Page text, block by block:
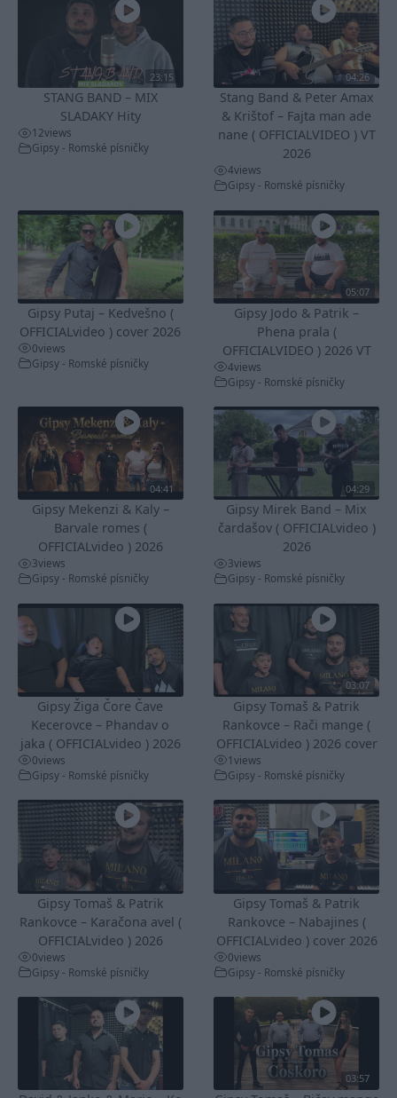
23:15
STANG BAND – MIX
SLADAKY Hity
12views
Gipsy - Romské písničky
04:26
Stang Band & Peter Amax
& Krištof – Fajta man ade
nane ( OFFICIALVIDEO ) VT
2026
4views
Gipsy - Romské písničky
Gipsy Putaj – Kedvešno (
OFFICIALvideo ) cover 2026
0views
Gipsy - Romské písničky
05:07
Gipsy Jodo & Patrik –
Phena prala (
OFFICIALVIDEO ) 2026 VT
4views
Gipsy - Romské písničky
04:41
Gipsy Mekenzi & Kaly –
Barvale romes (
OFFICIALvideo ) 2026
3views
Gipsy - Romské písničky
04:29
Gipsy Mirek Band – Mix
čardašov ( OFFICIALvideo )
2026
3views
Gipsy - Romské písničky
Gipsy Žiga Čore Čave
Kecerovce – Phandav o
jaka ( OFFICIALvideo ) 2026
0views
Gipsy - Romské písničky
03:07
Gipsy Tomaš & Patrik
Rankovce – Rači mange (
OFFICIALvideo ) 2026 cover
1views
Gipsy - Romské písničky
Gipsy Tomaš & Patrik
Rankovce – Karačona avel (
OFFICIALvideo ) 2026
0views
Gipsy - Romské písničky
Gipsy Tomaš & Patrik
Rankovce – Nabajines (
OFFICIALvideo ) cover 2026
0views
Gipsy - Romské písničky
03:57